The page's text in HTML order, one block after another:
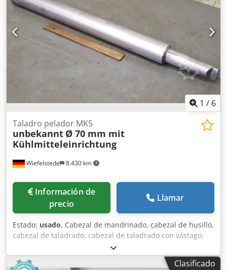
1 / 6
Wiefelstede 8.430 km
Taladro pelador MK5
unbekannt Ø 70 mm mit
Kühlmitteleinrichtung
Información de
precio
Llamar
Estado: usado, Cabezal de mandrinado, cabezal de husillo,
cabezal de taladrado, cabezal de taladrado con vástago,
cabezal con vástago, cabezal de taladrado con husillo,
cabezal de taladrado, herramienta con husillo, broca
escalonada, cabezal de corte -Broca escalonada: cabezal
Clasificado